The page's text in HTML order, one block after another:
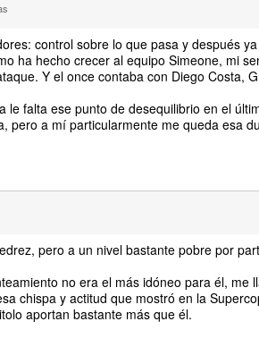
control sobre lo que pasa y después
ha hecho crecer al equipo Simeone, mi
Y el once contaba con Diego Costa,
le falta ese punto de desequilibrio en el
pero a mí particularmente me queda esa
pero a un nivel bastante pobre por
no era el más idóneo para él, me
chispa y actitud que mostró en la
aportan bastante más que él.